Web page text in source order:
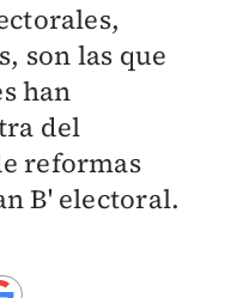
son las que
han
del
reformas
B' electoral.